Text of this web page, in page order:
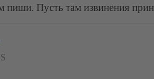
пиши. Пусть там извинения